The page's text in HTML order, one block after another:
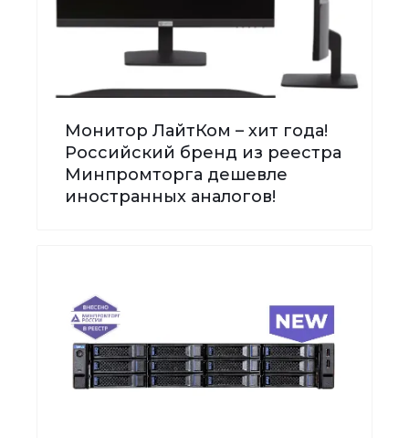
Монитор ЛайтКом – хит года!
Российский бренд из реестра
Минпромторга дешевле
иностранных аналогов!